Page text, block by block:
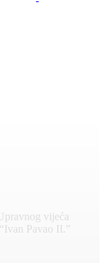
vijeća
Pavao II.”